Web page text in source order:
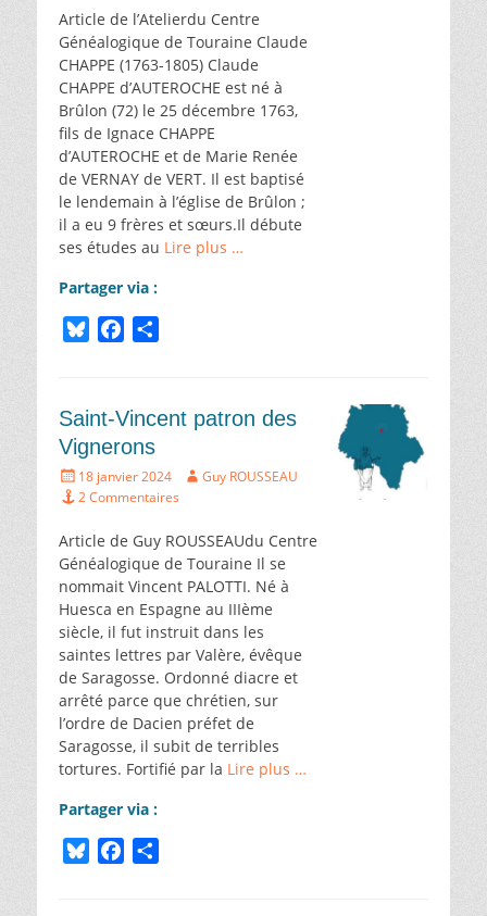
Article de l’Atelierdu Centre
Généalogique de Touraine Claude
CHAPPE (1763-1805) Claude
CHAPPE d’AUTEROCHE est né à
Brûlon (72) le 25 décembre 1763,
fils de Ignace CHAPPE
d’AUTEROCHE et de Marie Renée
de VERNAY de VERT. Il est baptisé
le lendemain à l’église de Brûlon ;
il a eu 9 frères et sœurs.Il débute
ses études au Lire plus …
Partager via :
s
k
y
e
b
o
o
a
e
Saint-Vincent patron des
Vignerons
Écrit
le
18 janvier 2024 Auteur
Guy ROUSSEAU
2 Commentaires
Article de Guy ROUSSEAUdu Centre
Généalogique de Touraine Il se
nommait Vincent PALOTTI. Né à
Huesca en Espagne au IIIème
siècle, il fut instruit dans les
saintes lettres par Valère, évêque
de Saragosse. Ordonné diacre et
arrêté parce que chrétien, sur
l’ordre de Dacien préfet de
Saragosse, il subit de terribles
tortures. Fortifié par la Lire plus …
Partager via :